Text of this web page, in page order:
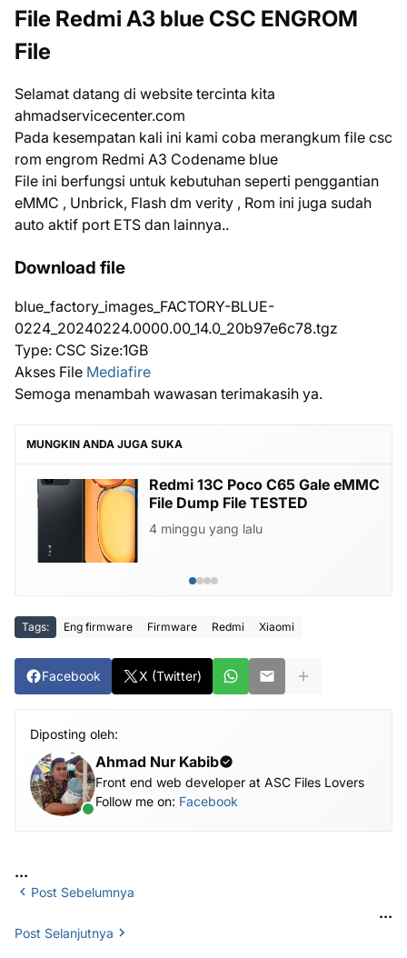
File Redmi A3 blue CSC ENGROM
File
Selamat datang di website tercinta kita
ahmadservicecenter.com
Pada kesempatan kali ini kami coba merangkum file csc
rom engrom Redmi A3 Codename blue
File ini berfungsi untuk kebutuhan seperti penggantian
eMMC , Unbrick, Flash dm verity , Rom ini juga sudah
auto aktif port ETS dan lainnya..
Download file
blue_factory_images_FACTORY-BLUE-
0224_20240224.0000.00_14.0_20b97e6c78.tgz
Type: CSC Size:1GB
Akses File Mediafire
Semoga menambah wawasan terimakasih ya.
MUNGKIN ANDA JUGA SUKA
Redmi 13C Poco C65 Gale eMMC
File Dump File TESTED
4 minggu yang lalu
Tags: Eng firmware Firmware Redmi Xiaomi
Facebook X (Twitter)
Diposting oleh:
Ahmad Nur Kabib
Front end web developer at ASC Files Lovers
Follow me on: Facebook
...
Post Sebelumnya
...
Post Selanjutnya